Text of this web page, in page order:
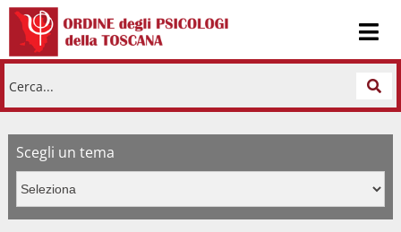
Cerca...
Scegli un tema